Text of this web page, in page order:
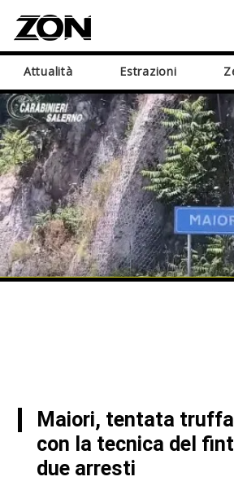
Attualità Estrazioni
Maiori, tentata
con la tecnica del
due arresti